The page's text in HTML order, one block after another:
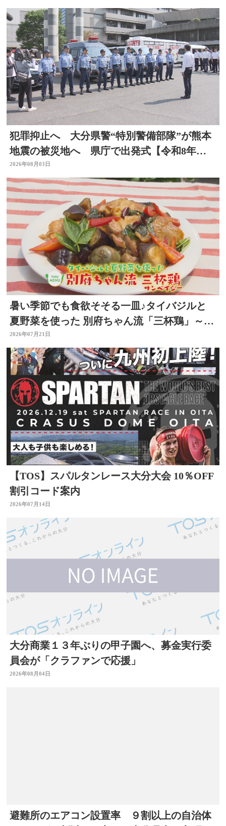
犯罪抑止へ 大分県警“特別警備部隊”が熊本
地震の被災地へ 県庁で出発式【令和8年熊
本地震】
2026年08月03日
暑い季節でも食欲そそる一皿♪タイバジルと
夏野菜を使った 別府ちゃん流「三杯鶏」～開
店！キッチン別府ちゃん～
2026年07月21日
【TOS】スパルタンレース大分大会 10％OFF
割引コード案内
2026年07月14日
大分商業１３年ぶりの甲子園へ、募金実行委
員会が「クラファンで応援」
2026年08月04日
避難所のエアコン設置率 ９割以上の自治体